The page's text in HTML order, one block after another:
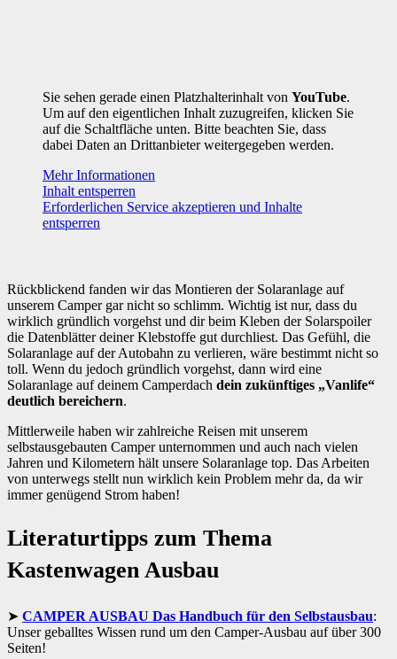
Sie sehen gerade einen Platzhalterinhalt von YouTube.
Um auf den eigentlichen Inhalt zuzugreifen, klicken Sie
auf die Schaltfläche unten. Bitte beachten Sie, dass
dabei Daten an Drittanbieter weitergegeben werden.
Mehr Informationen
Inhalt entsperren
Erforderlichen Service akzeptieren und Inhalte
entsperren
Rückblickend fanden wir das Montieren der Solaranlage auf
unserem Camper gar nicht so schlimm. Wichtig ist nur, dass du
wirklich gründlich vorgehst und dir beim Kleben der Solarspoiler
die Datenblätter deiner Klebstoffe gut durchliest. Das Gefühl, die
Solaranlage auf der Autobahn zu verlieren, wäre bestimmt nicht so
toll. Wenn du jedoch gründlich vorgehst, dann wird eine
Solaranlage auf deinem Camperdach dein zukünftiges „Vanlife“
deutlich bereichern.
Mittlerweile haben wir zahlreiche Reisen mit unserem
selbstausgebauten Camper unternommen und auch nach vielen
Jahren und Kilometern hält unsere Solaranlage top. Das Arbeiten
von unterwegs stellt nun wirklich kein Problem mehr da, da wir
immer genügend Strom haben!
Literaturtipps zum Thema
Kastenwagen Ausbau
CAMPER AUSBAU Das Handbuch für den Selbstausbau:
Unser geballtes Wissen rund um den Camper-Ausbau auf über 300
Seiten!